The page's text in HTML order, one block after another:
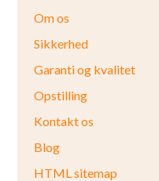
Om os
Sikkerhed
Garanti og kvalitet
Opstilling
Kontakt os
Blog
HTML sitemap